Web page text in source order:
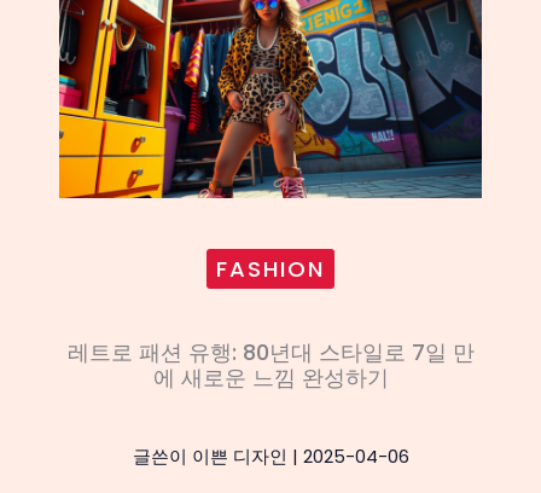
FASHION
레트로 패션 유행: 80년대 스타일로 7일 만
에 새로운 느낌 완성하기
글쓴이 이쁜 디자인 | 2025-04-06